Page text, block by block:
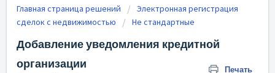
Главная страница решений
Электронная регистрация
сделок с недвижимостью
Не стандартные
Добавление уведомления кредитной
организации
Печать